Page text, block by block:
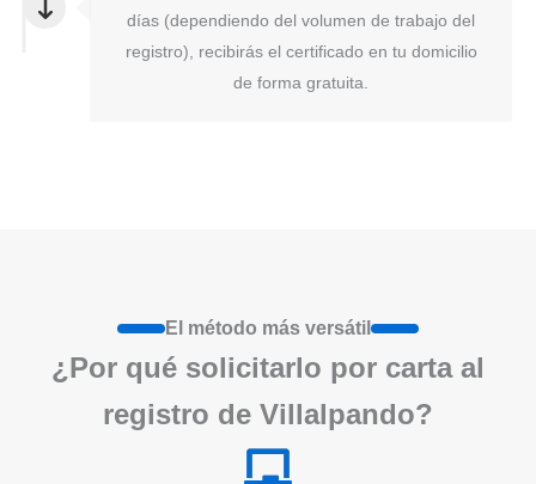
días (dependiendo del volumen de trabajo del
registro), recibirás el certificado en tu domicilio
de forma gratuita.
El método más versátil
¿Por qué solicitarlo por carta al
registro de Villalpando?